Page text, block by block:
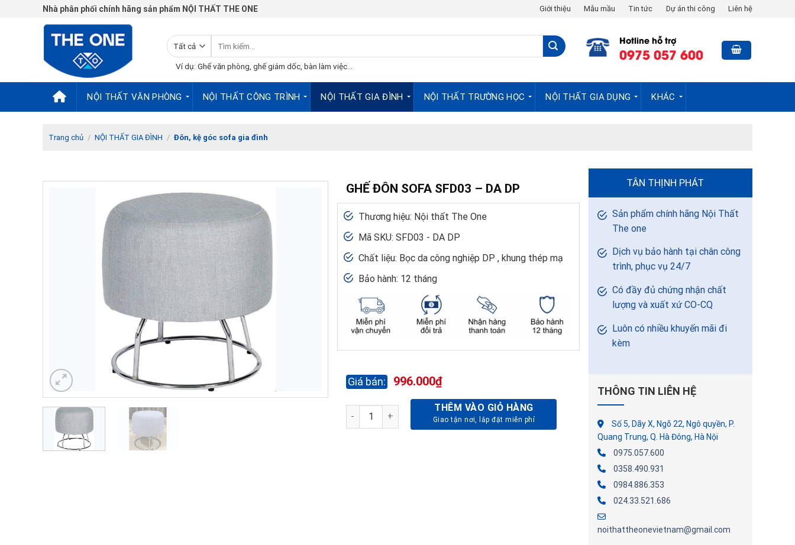
Nhà phân phối chính hãng sản phẩm NỘI THẤT THE ONE Giới thiệu Mẫu mầu Tin tức Dự án thi công Liên hệ
kiếm:
Ví dụ: Ghế văn phòng, ghế giám dốc, bàn làm việc...
Hotline hỗ trợ
0975 057 600
NỘI THẤT VĂN PHÒNG NỘI THẤT CÔNG TRÌNH NỘI THẤT GIA ĐÌNH NỘI THẤT TRƯỜNG HỌC NỘI THẤT GIA DỤNG KHÁC
Trang chủ / NỘI THẤT GIA ĐÌNH / Đôn, kệ góc sofa gia đình
GHẾ ĐÔN SOFA SFD03 – DA DP
Thương hiệu: Nội thất The One
Mã SKU: SFD03 - DA DP
Chất liệu: Bọc da công nghiệp DP , khung thép mạ
Bảo hành: 12 tháng
996.000₫
GHẾ ĐÔN SOFA SFD03 - DA DP số lượng
THÊM VÀO GIỎ HÀNG
TÂN THỊNH PHÁT
Sản phẩm chính hãng Nội Thất
The one
Dịch vụ bảo hành tại chân công
trình, phục vụ 24/7
Có đầy đủ chứng nhận chất
lượng và xuất xứ CO-CQ
Luôn có nhiều khuyến mãi đi
kèm
THÔNG TIN LIÊN HỆ
Số 5, Dãy X, Ngõ 22, Ngô quyền, P.
Quang Trung, Q. Hà Đông, Hà Nội
0975.057.600
0358.490.931
0984.886.353
024.33.521.686
noithattheonevietnam@gmail.com